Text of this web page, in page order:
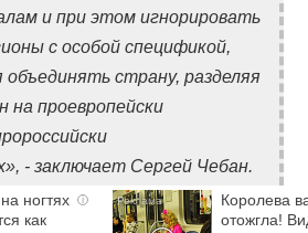
и при этом игнорировать
с особой спецификой,
страну, разделяя
на проевропейски
- заключает Сергей Чебан.
i
ногтях
как
Королева
отожгла!